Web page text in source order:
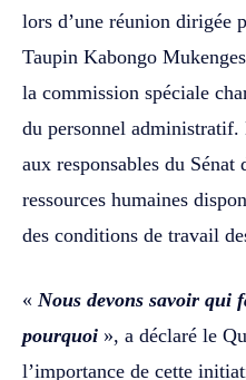
lors d’une réunion dirigée
Taupin Kabongo
la commission spéciale
du personnel administratif.
aux responsables du
ressources humaines
des conditions de travail
« Nous devons savoir qui
pourquoi », a déclaré le
l’importance de cette